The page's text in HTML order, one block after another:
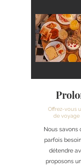
Offrez-vous
de voyage
Nous savons
parfois
détendre
proposons